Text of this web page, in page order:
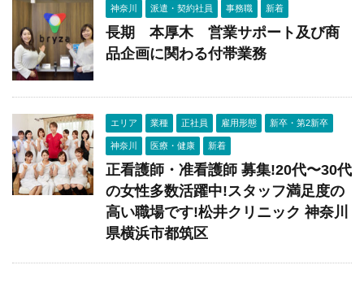
神奈川 派遣・契約社員 事務職 新着
長期 本厚木 営業サポート及び商
品企画に関わる付帯業務
エリア 業種 正社員 雇用形態 新卒・第2新卒
神奈川 医療・健康 新着
正看護師・准看護師 募集!20代〜30代
の女性多数活躍中!スタッフ満足度の
高い職場です!松井クリニック 神奈川
県横浜市都筑区